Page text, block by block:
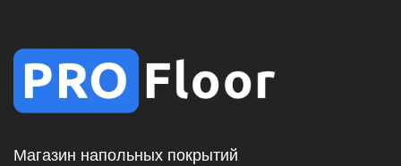
Магазин напольных покрытий